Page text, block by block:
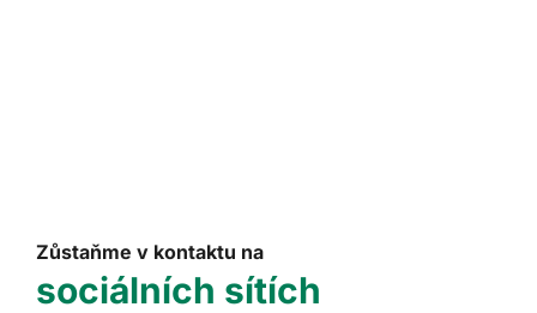
Zůstaňme v kontaktu na
sociálních sítích